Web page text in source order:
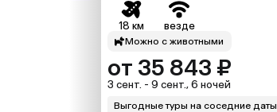
18 км везде
Можно с животными
от 35 843 ₽
3 сент. - 9 сент., 6 ночей
Выгодные туры на соседние даты